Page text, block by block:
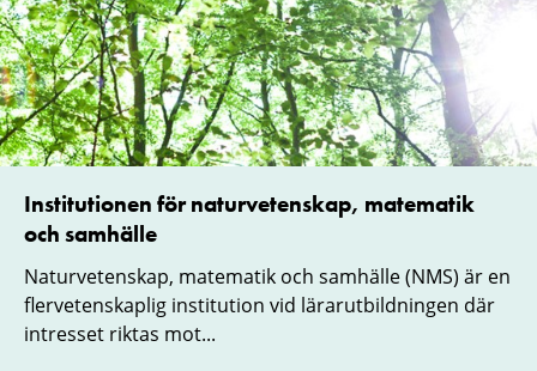
Institutionen för naturvetenskap, matematik
och samhälle
Naturvetenskap, matematik och samhälle (NMS) är en
flervetenskaplig institution vid lärarutbildningen där
intresset riktas mot...